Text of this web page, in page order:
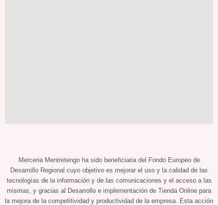
Merceria Mentretengo ha sido beneficiaria del Fondo Europeo de
Desarrollo Regional cuyo objetivo es mejorar el uso y la calidad de las
tecnologías de la información y de las comunicaciones y el acceso a las
mismas, y gracias al Desarrollo e implementación de Tienda Online para
la mejora de la competitividad y productividad de la empresa. Esta acción